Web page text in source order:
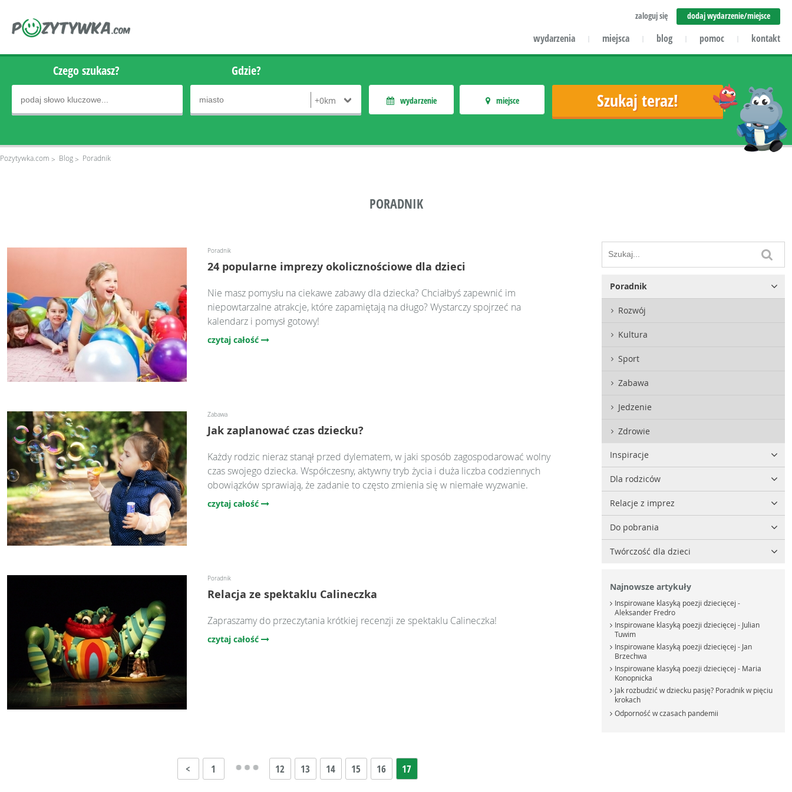
zaloguj się dodaj wydarzenie/miejsce
wydarzenia | miejsca | blog | pomoc | kontakt
Czego szukasz? Gdzie?
wydarzenie miejsce
Pozytywka.com Blog Poradnik
PORADNIK
24 popularne imprezy okolicznościowe dla dzieci
Poradnik
Nie masz pomysłu na ciekawe zabawy dla dziecka? Chciałbyś zapewnić im
niepowtarzalne atrakcje, które zapamiętają na długo? Wystarczy spojrzeć na
kalendarz i pomysł gotowy!
czytaj całość
Jak zaplanować czas dziecku?
Zabawa
Każdy rodzic nieraz stanął przed dylematem, w jaki sposób zagospodarować wolny
czas swojego dziecka. Współczesny, aktywny tryb życia i duża liczba codziennych
obowiązków sprawiają, że zadanie to często zmienia się w niemałe wyzwanie.
czytaj całość
Relacja ze spektaklu Calineczka
Poradnik
Zapraszamy do przeczytania krótkiej recenzji ze spektaklu Calineczka!
czytaj całość
< 1 12 13 14 15 16 17
Poradnik
Rozwój
Kultura
Sport
Zabawa
Jedzenie
Zdrowie
Inspiracje
Dla rodziców
Relacje z imprez
Do pobrania
Twórczość dla dzieci
Najnowsze artykuły
Inspirowane klasyką poezji dziecięcej -
Aleksander Fredro
Inspirowane klasyką poezji dziecięcej - Julian
Tuwim
Inspirowane klasyką poezji dziecięcej - Jan
Brzechwa
Inspirowane klasyką poezji dziecięcej - Maria
Konopnicka
Jak rozbudzić w dziecku pasję? Poradnik w pięciu
krokach
Odporność w czasach pandemii